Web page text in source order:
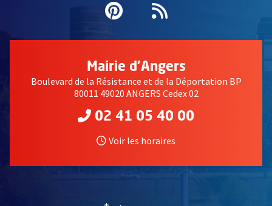
Pinterest
, Ouvre une
Flux RSS
Mairie d'Angers
Boulevard de la Résistance et de la Déportation BP
80011 49020 ANGERS Cedex 02
02 41 05 40 00
Voir les horaires